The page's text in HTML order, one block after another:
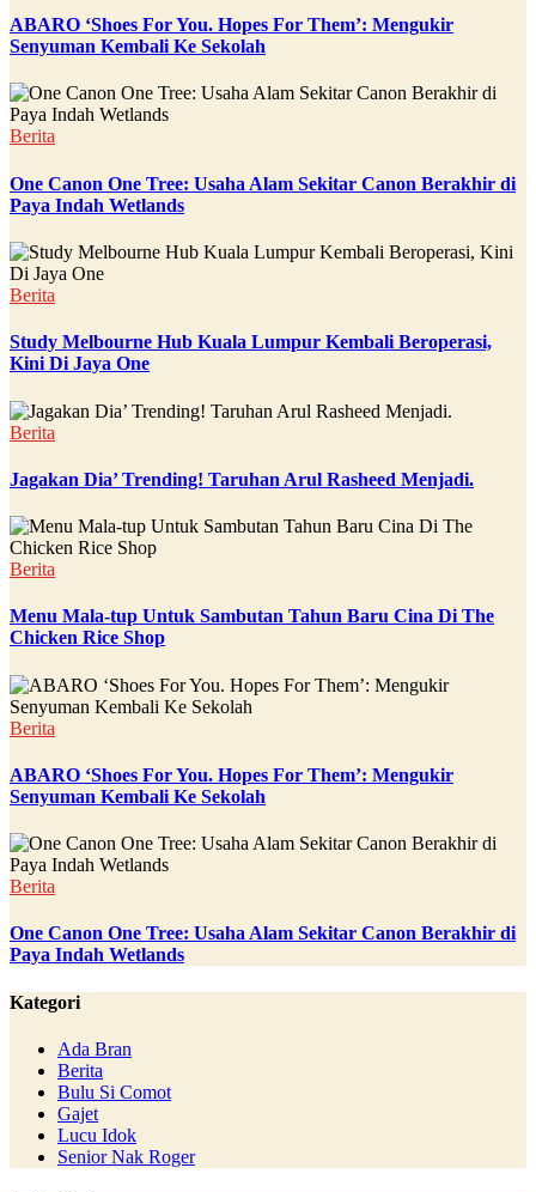
ABARO ‘Shoes For You. Hopes For Them’: Mengukir
Senyuman Kembali Ke Sekolah
Berita
One Canon One Tree: Usaha Alam Sekitar Canon Berakhir di
Paya Indah Wetlands
Berita
Study Melbourne Hub Kuala Lumpur Kembali Beroperasi,
Kini Di Jaya One
Berita
Jagakan Dia’ Trending! Taruhan Arul Rasheed Menjadi.
Berita
Menu Mala-tup Untuk Sambutan Tahun Baru Cina Di The
Chicken Rice Shop
Berita
ABARO ‘Shoes For You. Hopes For Them’: Mengukir
Senyuman Kembali Ke Sekolah
Berita
One Canon One Tree: Usaha Alam Sekitar Canon Berakhir di
Paya Indah Wetlands
Kategori
Ada Bran
Berita
Bulu Si Comot
Gajet
Lucu Idok
Senior Nak Roger